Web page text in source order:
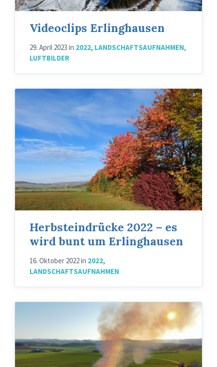
Videoclips Erlinghausen
29. April 2023 in 2022, LANDSCHAFTSAUFNAHMEN,
LUFTBILDER
Sandkuhle
Herbsteindrücke 2022 – es
wird bunt um Erlinghausen
16. Oktober 2022in 2022,
LANDSCHAFTSAUFNAHMEN